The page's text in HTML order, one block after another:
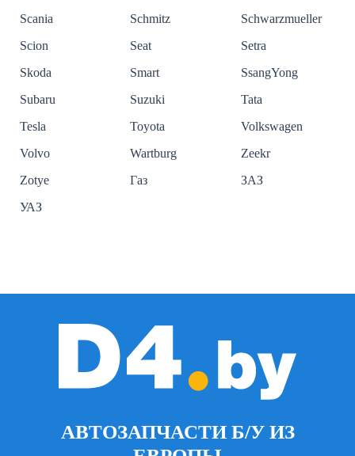
Scania
Schmitz
Schwarzmueller
Scion
Seat
Setra
Skoda
Smart
SsangYong
Subaru
Suzuki
Tata
Tesla
Toyota
Volkswagen
Volvo
Wartburg
Zeekr
Zotye
Газ
ЗАЗ
УАЗ
АВТОЗАПЧАСТИ Б/У ИЗ